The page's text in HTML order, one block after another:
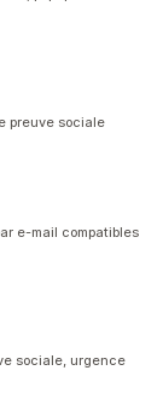
preuve sociale
e-mail compatibles
sociale, urgence